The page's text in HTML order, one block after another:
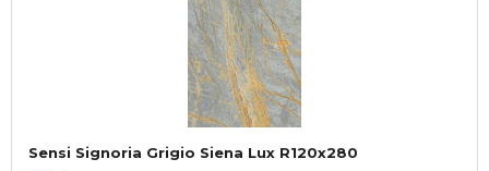
Sensi Signoria Grigio Siena Lux R120x280